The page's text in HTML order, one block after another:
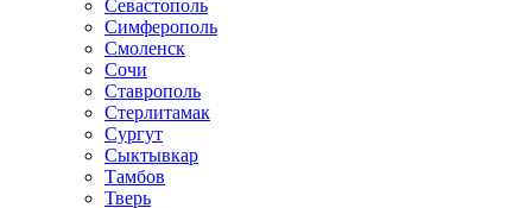
Севастополь
Симферополь
Смоленск
Сочи
Ставрополь
Стерлитамак
Сургут
Сыктывкар
Тамбов
Тверь